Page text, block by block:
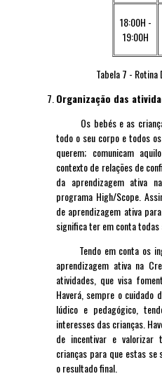
18:00H -
19:00H
Tabela 7 - Rotina
Organização das
Os bebés e as
todo o seu corpo e todos
querem; comunicam
contexto de relações de
da aprendizagem ativa
programa High/Scope.
de aprendizagem ativa
significa ter em conta todas
Tendo em conta os
aprendizagem ativa na
atividades, que visa
Haverá, sempre o cuidado
lúdico e pedagógico,
interesses das crianças.
de incentivar e valorizar
crianças para que estas
o resultado final.